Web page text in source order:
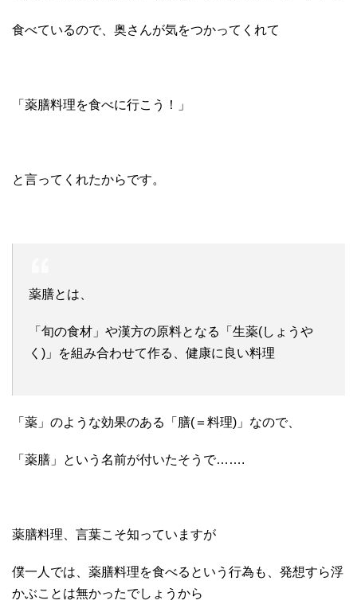
食べているので、奥さんが気をつかってくれて
「薬膳料理を食べに行こう！」
と言ってくれたからです。
薬膳とは、
「旬の食材」や漢方の原料となる「生薬(しょうや
く)」を組み合わせて作る、健康に良い料理
「薬」のような効果のある「膳(＝料理)」なので、
「薬膳」という名前が付いたそうで…….
薬膳料理、言葉こそ知っていますが
僕一人では、薬膳料理を食べるという行為も、発想すら浮
かぶことは無かったでしょうから